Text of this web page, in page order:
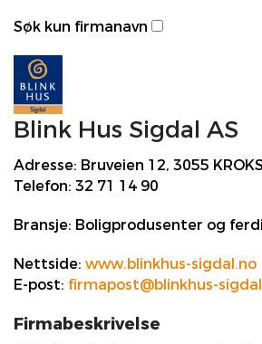
Søk kun firmanavn
Blink Hus Sigdal AS
Adresse: Bruveien 12, 3055
Telefon: 32 71 14 90
Bransje: Boligprodusenter og
Nettside: www.blinkhus-sigdal.no
E-post: firmapost@blinkhus-
Firmabeskrivelse